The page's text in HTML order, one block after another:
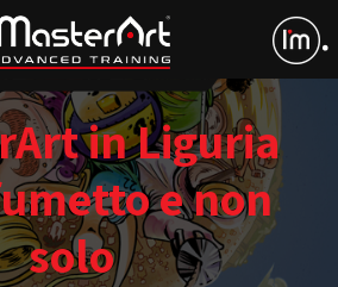
in Liguria
e non
solo